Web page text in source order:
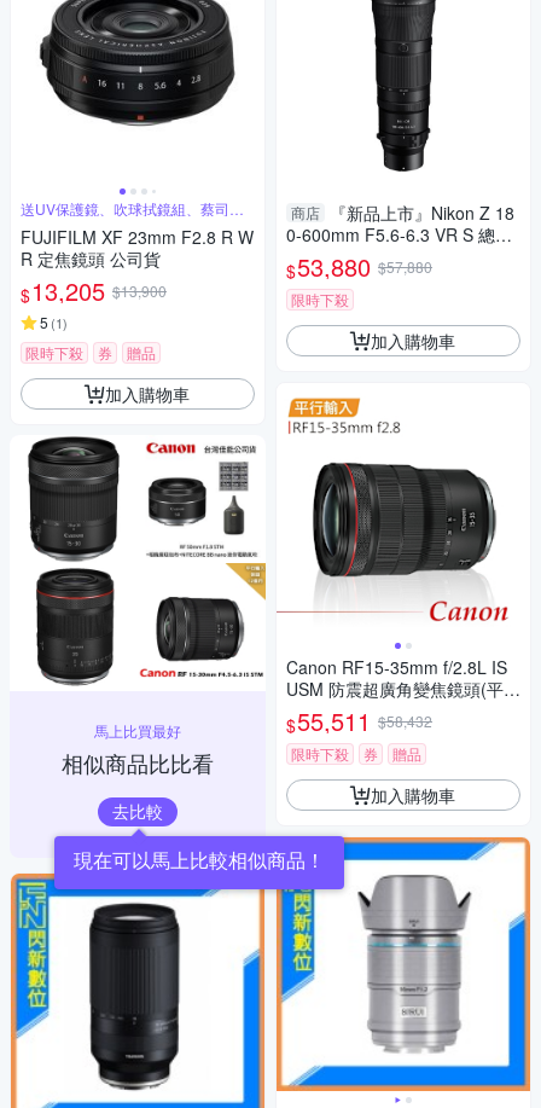
送UV保護鏡、吹球拭鏡組、蔡司拭
鏡紙
FUJIFILM XF 23mm F2.8 R W
R 定焦鏡頭 公司貨
$13,205 $13,900
5 (1)
限時下殺 券 贈品
加入購物車
馬上比買最好
相似商品比比看
去比較
現在可以馬上比較相似商品！
商店
『新品上市』Nikon Z 18
0-600mm F5.6-6.3 VR S 總代
理公司貨 飛羽 追星 棒球 必備
$53,880 $57,880
限時下殺
加入購物車
Canon RF15-35mm f/2.8L IS
USM 防震超廣角變焦鏡頭(平行
輸入)
$55,511 $58,432
限時下殺
券 贈品
加入購物車